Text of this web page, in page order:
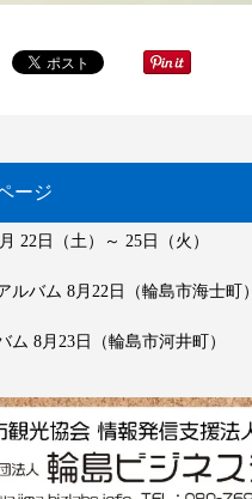
ージ
22日（土）～ 25日（火）
ルバム 8月22日（輪島市海士町）
ム 8月23日（輪島市河井町）